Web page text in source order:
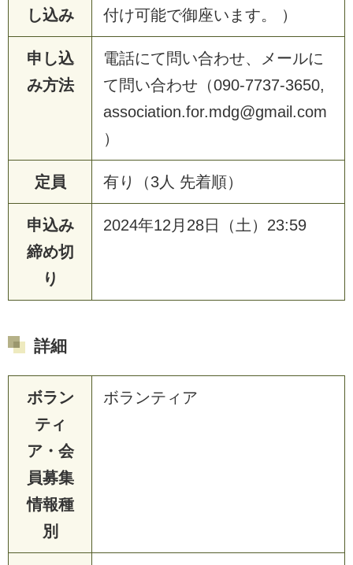
し込み
付け可能で御座います。 ）
申し込
み方法
電話にて問い合わせ、メールに
て問い合わせ（090-7737-3650,
association.for.mdg@gmail.com
）
定員 有り（3人 先着順）
申込み
締め切
り
2024年12月28日（土）23:59
詳細
ボラン
ティ
ア・会
員募集
情報種
別
ボランティア